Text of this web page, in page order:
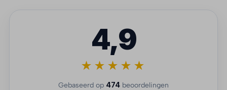
4,9
★★★★★
Gebaseerd op 474 beoordelingen